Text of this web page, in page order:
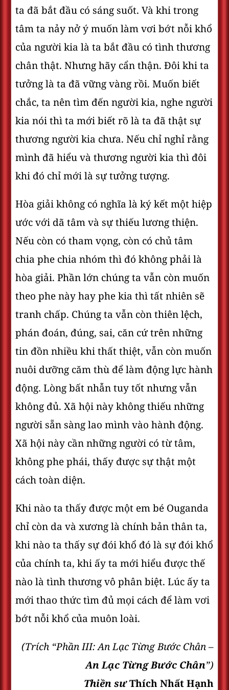
ta đã bắt đầu có sáng suốt. Và khi trong
tâm ta nảy nở ý muốn làm vơi bớt nỗi khổ
của người kia là ta bắt đầu có tình thương
chân thật. Nhưng hãy cẩn thận. Đôi khi ta
tưởng là ta đã vững vàng rồi. Muốn biết
chắc, ta nên tìm đến người kia, nghe người
kia nói thì ta mới biết rõ là ta đã thật sự
thương người kia chưa. Nếu chỉ nghỉ rằng
mình đã hiểu và thương người kia thì đôi
khi đó chỉ mới là sự tưởng tượng.
Hòa giải không có nghĩa là ký kết một hiệp
ước với dã tâm và sự thiếu lương thiện.
Nếu còn có tham vọng, còn có chủ tâm
chia phe chia nhóm thì đó không phải là
hòa giải. Phần lớn chúng ta vẫn còn muốn
theo phe này hay phe kia thì tất nhiên sẽ
tranh chấp. Chúng ta vẫn còn thiên lệch,
phán đoán, đúng, sai, căn cứ trên những
tin đồn nhiều khi thất thiệt, vẫn còn muốn
nuôi dưỡng căm thù để làm động lực hành
động. Lòng bất nhẫn tuy tốt nhưng vẫn
không đủ. Xã hội này không thiếu những
người sẵn sàng lao mình vào hành động.
Xã hội này cần những người có từ tâm,
không phe phái, thấy được sự thật một
cách toàn diện.
Khi nào ta thấy được một em bé Ouganda
chỉ còn da và xương là chính bản thân ta,
khi nào ta thấy sự đói khổ đó là sự đói khổ
của chính ta, khi ấy ta mới hiểu được thế
nào là tình thương vô phân biệt. Lúc ấy ta
mới thao thức tìm đủ mọi cách để làm vơi
bớt nỗi khổ của muôn loài.
(Trích “Phần III: An Lạc Từng Bước Chân –
An Lạc Từng Bước Chân”)
Thiền sưThích Nhất Hạnh